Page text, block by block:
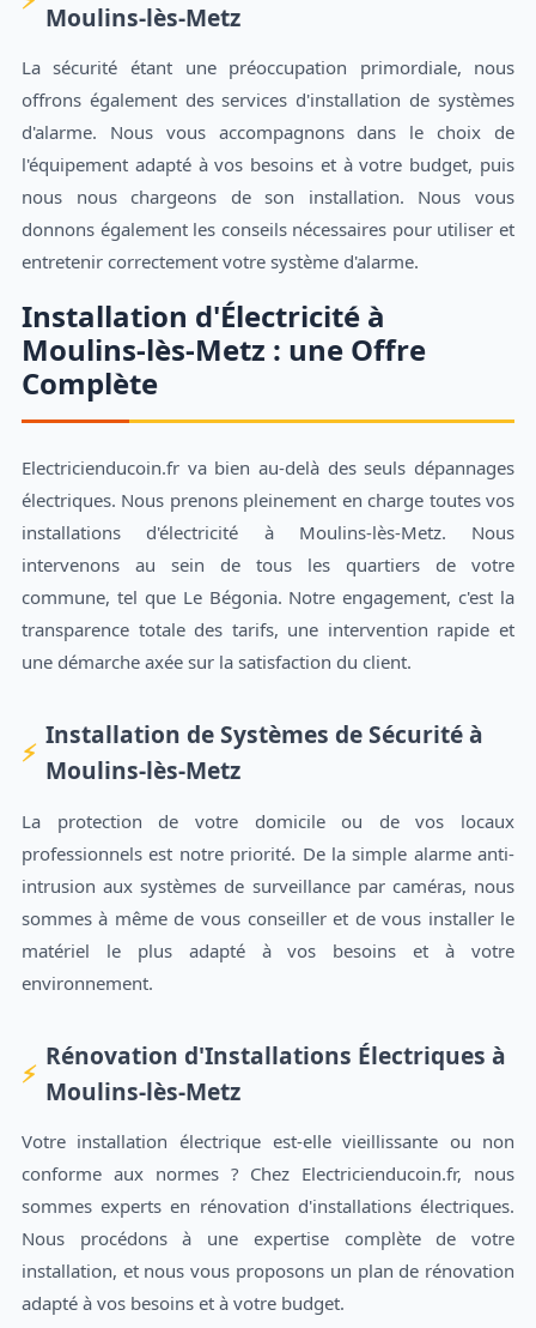
Moulins-lès-Metz
La sécurité étant une préoccupation primordiale, nous
offrons également des services d'installation de systèmes
d'alarme. Nous vous accompagnons dans le choix de
l'équipement adapté à vos besoins et à votre budget, puis
nous nous chargeons de son installation. Nous vous
donnons également les conseils nécessaires pour utiliser et
entretenir correctement votre système d'alarme.
Installation d'Électricité à
Moulins-lès-Metz : une Offre
Complète
Electricienducoin.fr va bien au-delà des seuls dépannages
électriques. Nous prenons pleinement en charge toutes vos
installations d'électricité à Moulins-lès-Metz. Nous
intervenons au sein de tous les quartiers de votre
commune, tel que Le Bégonia. Notre engagement, c'est la
transparence totale des tarifs, une intervention rapide et
une démarche axée sur la satisfaction du client.
Installation de Systèmes de Sécurité à
Moulins-lès-Metz
La protection de votre domicile ou de vos locaux
professionnels est notre priorité. De la simple alarme anti-
intrusion aux systèmes de surveillance par caméras, nous
sommes à même de vous conseiller et de vous installer le
matériel le plus adapté à vos besoins et à votre
environnement.
Rénovation d'Installations Électriques à
Moulins-lès-Metz
Votre installation électrique est-elle vieillissante ou non
conforme aux normes ? Chez Electricienducoin.fr, nous
sommes experts en rénovation d'installations électriques.
Nous procédons à une expertise complète de votre
installation, et nous vous proposons un plan de rénovation
adapté à vos besoins et à votre budget.